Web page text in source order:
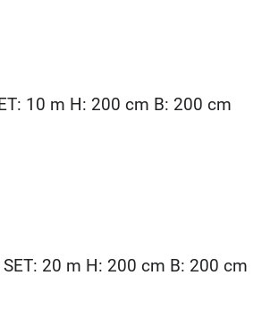
10 m H: 200 cm B: 200 cm
20 m H: 200 cm B: 200 cm